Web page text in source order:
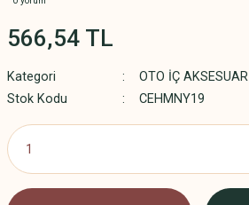
566,54 TL
Kategori
OTO İÇ AKSESUAR
Stok Kodu
CEHMNY19